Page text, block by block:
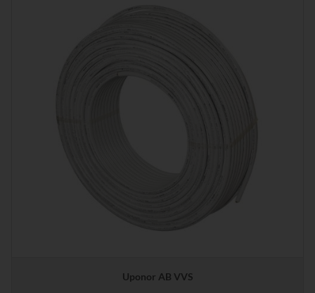
Uponor AB VVS